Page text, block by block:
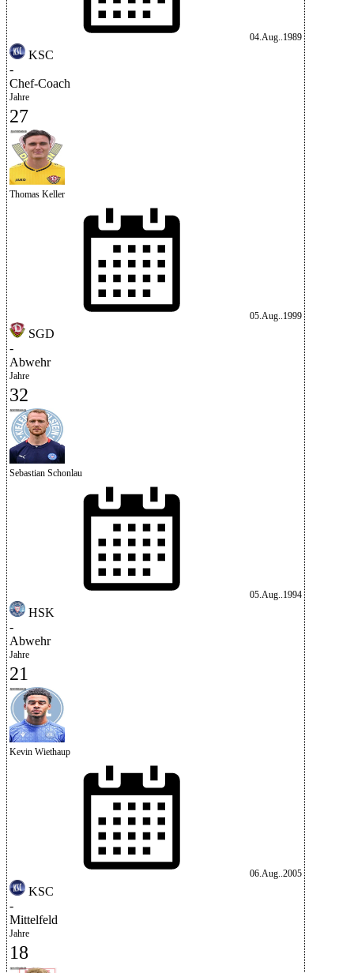
04.Aug..1989
KSC
-
Chef-Coach
Jahre
27
Thomas Keller
05.Aug..1999
SGD
-
Abwehr
Jahre
32
Sebastian Schonlau
05.Aug..1994
HSK
-
Abwehr
Jahre
21
Kevin Wiethaup
06.Aug..2005
KSC
-
Mittelfeld
Jahre
18